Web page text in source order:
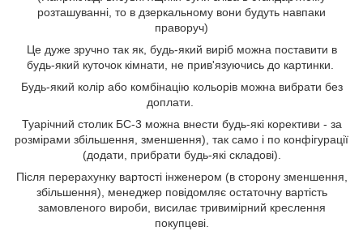
розташуванні, то в дзеркальному вони будуть навпаки
праворуч)
Це дуже зручно так як, будь-який виріб можна поставити в
будь-який куточок кімнати, не прив'язуючись до картинки.
Будь-який колір або комбінацію кольорів можна вибрати без
доплати.
Туарічний столик БС-3 можна внести будь-які корективи - за
розмірами збільшення, зменшення), так само і по конфігурації
(додати, прибрати будь-які складові).
Після перерахунку вартості інженером (в сторону зменшення,
збільшення), менеджер повідомляє остаточну вартість
замовленого вироби, висилає тривимірний креслення
покупцеві.